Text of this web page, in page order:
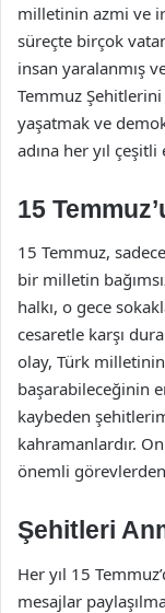
milletinin azmi ve
süreçte birçok
insan yaralanmış
Temmuz Şehitlerini
yaşatmak ve
adına her yıl
15
15 Temmuz,
bir milletin
halkı, o gece
cesaretle karşı
olay, Türk
başarabileceğinin
kaybeden
kahramanlardır.
önemli
Şehitleri
Her yıl 15
mesajlar